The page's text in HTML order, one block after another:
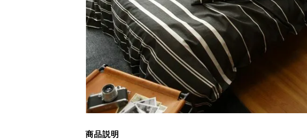
商品説明